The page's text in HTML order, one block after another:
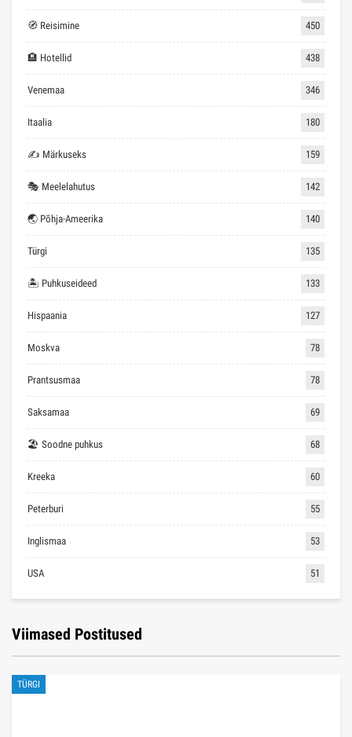
🧭 Reisimine 450
🏨 Hotellid 438
Venemaa 346
Itaalia 180
✍ Märkuseks 159
🎭 Meelelahutus 142
🌏 Põhja-Ameerika 140
Türgi 135
🏝 Puhkuseideed 133
Hispaania 127
Moskva 78
Prantsusmaa 78
Saksamaa 69
🏖 Soodne puhkus 68
Kreeka 60
Peterburi 55
Inglismaa 53
USA 51
Viimased Postitused
TÜRGI